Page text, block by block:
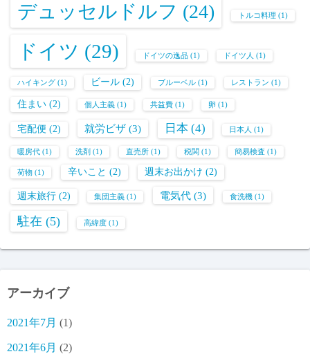
デュッセルドルフ (24) トルコ料理 (1)
ドイツ (29) ドイツの逸品 (1) ドイツ人 (1)
ハイキング (1) ビール (2) ブルーベル (1) レストラン (1)
住まい (2) 個人主義 (1) 共益費 (1) 卵 (1)
宅配便 (2) 就労ビザ (3) 日本 (4) 日本人 (1)
暖房代 (1) 洗剤 (1) 直売所 (1) 税関 (1) 簡易検査 (1)
荷物 (1) 辛いこと (2) 週末お出かけ (2)
週末旅行 (2) 集団主義 (1) 電気代 (3) 食洗機 (1)
駐在 (5) 高緯度 (1)
アーカイブ
2021年7月 (1)
2021年6月 (2)